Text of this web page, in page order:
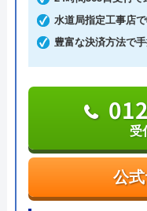
るので、忘れずに活
公
ミズラックの基
水道局指定工事店
豊富な決済方法で
公
受